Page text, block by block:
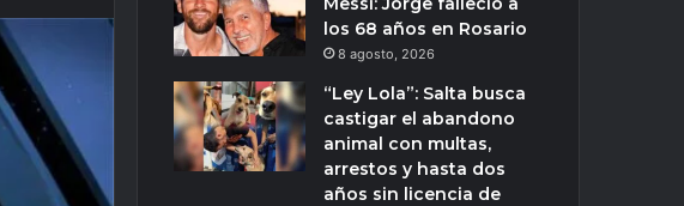
los 68 años en Rosario
8 agosto, 2026
“Ley Lola”: Salta busca
castigar el abandono
animal con multas,
arrestos y hasta dos
años sin licencia de